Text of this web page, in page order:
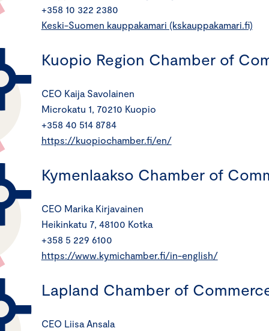
+358 10 322 2380
Keski-Suomen kauppakamari (kskauppakamari.fi)
Kuopio Region Chamber of
CEO Kaija Savolainen
Microkatu 1, 70210 Kuopio
+358 40 514 8784
https://kuopiochamber.fi/en/
Kymenlaakso Chamber of
CEO Marika Kirjavainen
Heikinkatu 7, 48100 Kotka
+358 5 229 6100
https://www.kymichamber.fi/in-english/
Lapland Chamber of
CEO Liisa Ansala